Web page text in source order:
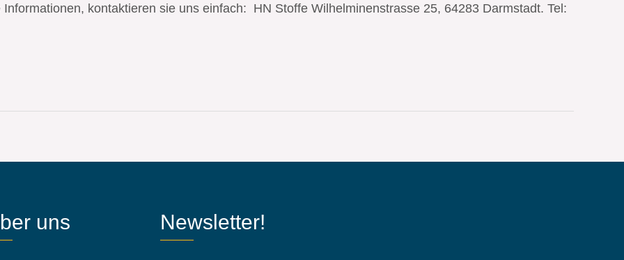
kontaktieren sie uns einfach: HN Stoffe Wilhelminenstrasse 25, 64283 Darmstadt. Tel:
uns Newsletter!